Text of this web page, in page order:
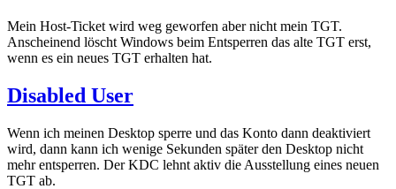
Mein Host-Ticket wird weg geworfen aber nicht mein TGT.
Anscheinend löscht Windows beim Entsperren das alte TGT erst,
wenn es ein neues TGT erhalten hat.
Disabled User
Wenn ich meinen Desktop sperre und das Konto dann deaktiviert
wird, dann kann ich wenige Sekunden später den Desktop nicht
mehr entsperren. Der KDC lehnt aktiv die Ausstellung eines neuen
TGT ab.